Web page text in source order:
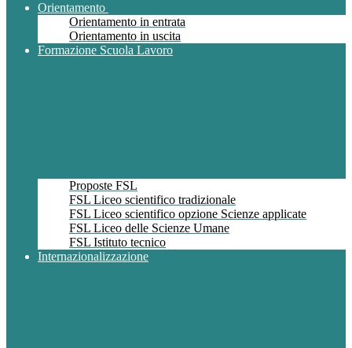
Orientamento
Orientamento in entrata
Orientamento in uscita
Formazione Scuola Lavoro
Proposte FSL
FSL Liceo scientifico tradizionale
FSL Liceo scientifico opzione Scienze applicate
FSL Liceo delle Scienze Umane
FSL Istituto tecnico
Internazionalizzazione